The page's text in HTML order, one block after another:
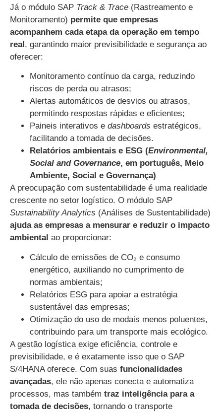
Já o módulo SAP Track & Trace (Rastreamento e
Monitoramento) permite que empresas
acompanhem cada etapa da operação em tempo
real, garantindo maior previsibilidade e segurança ao
oferecer:
Monitoramento contínuo da carga, reduzindo
riscos de perda ou atrasos;
Alertas automáticos de desvios ou atrasos,
permitindo respostas rápidas e eficientes;
Paineis interativos e dashboards estratégicos,
facilitando a tomada de decisões.
Relatórios ambientais e ESG (Environmental,
Social and Governance, em português, Meio
Ambiente, Social e Governança)
A preocupação com sustentabilidade é uma realidade
crescente no setor logístico. O módulo SAP
Sustainability Analytics (Análises de Sustentabilidade)
ajuda as empresas a mensurar e reduzir o impacto
ambiental ao proporcionar:
Cálculo de emissões de CO₂ e consumo
energético, auxiliando no cumprimento de
normas ambientais;
Relatórios ESG para apoiar a estratégia
sustentável das empresas;
Otimização do uso de modais menos poluentes,
contribuindo para um transporte mais ecológico.
A gestão logística exige eficiência, controle e
previsibilidade, e é exatamente isso que o SAP
S/4HANA oferece. Com suas funcionalidades
avançadas, ele não apenas conecta e automatiza
processos, mas também traz inteligência para a
tomada de decisões, tornando o transporte